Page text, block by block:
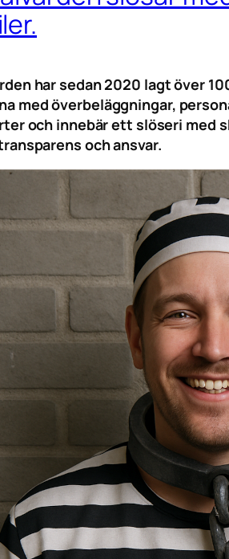
har sedan 2020 lagt över
med överbeläggningar,
och innebär ett slöseri med
och ansvar.